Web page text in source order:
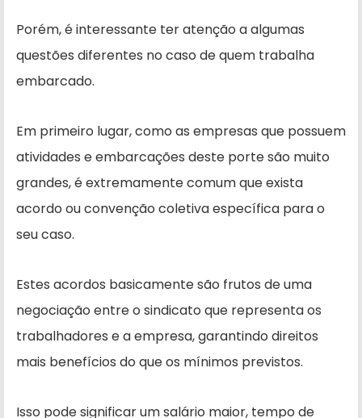
Porém, é interessante ter atenção a algumas
questões diferentes no caso de quem trabalha
embarcado.
Em primeiro lugar, como as empresas que possuem
atividades e embarcações deste porte são muito
grandes, é extremamente comum que exista
acordo ou convenção coletiva específica para o
seu caso.
Estes acordos basicamente são frutos de uma
negociação entre o sindicato que representa os
trabalhadores e a empresa, garantindo direitos
mais benefícios do que os mínimos previstos.
Isso pode significar um salário maior, tempo de